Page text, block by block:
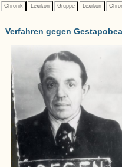
Chronik Lexikon Gruppe Lexikon
Verfahren gegen